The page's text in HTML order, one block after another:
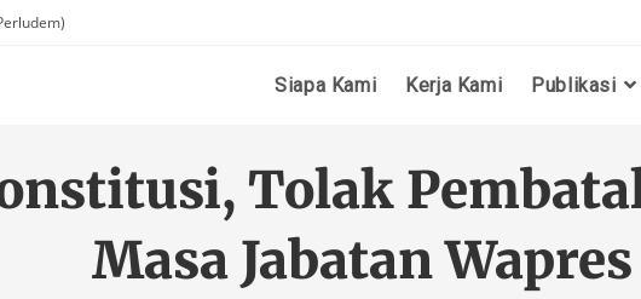
Siapa Kami Kerja Kami Publikasi
Tolak
Masa Jabatan Wapres